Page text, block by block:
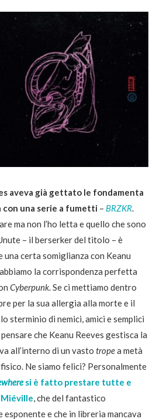
aveva già gettato le fondamenta
con una serie a fumetti – BRZKR.
ma non l’ho letta e quello che sono
– il berserker del titolo – è
certa somiglianza con Keanu
la corrispondenza perfetta
Cyberpunk. Se ci mettiamo dentro
per la sua allergia alla morte e il
sterminio di nemici, amici e semplici
che Keanu Reeves gestisca la
all’interno di un vasto tropea metà
Ne siamo felici? Personalmente
si è fatto prestare tutte e
Miéville, che del fantastico
esponente e che in libreria mancava